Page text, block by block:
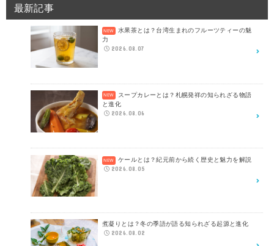
最新記事
水果茶とは？台湾生まれのフルーツティーの魅
力
2026.08.07
スープカレーとは？札幌発祥の知られざる物語
と進化
2026.08.06
ケールとは？紀元前から続く歴史と魅力を解説
2026.08.05
煮凝りとは？冬の季語が語る知られざる起源と進化
2026.08.02